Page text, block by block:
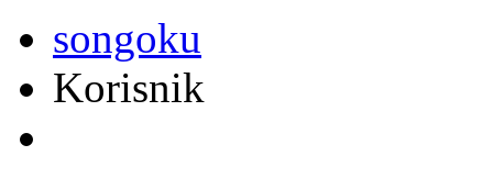
songoku
Korisnik